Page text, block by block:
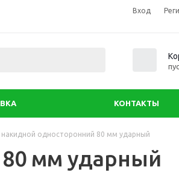
Вход
КОНТАКТЫ
односторонний 80 мм ударный
мм ударный